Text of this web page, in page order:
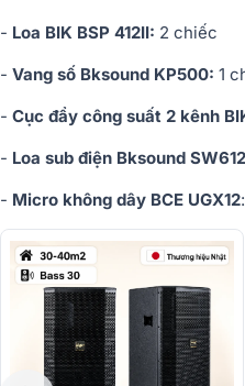
- Loa BIK BSP 412II: 2 chiếc
- Vang số Bksound KP500: 1
- Cục đẩy công suất 2 kênh
- Loa sub điện Bksound
- Micro không dây BCE UGX12